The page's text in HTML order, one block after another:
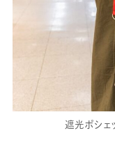
遮光ポシェ